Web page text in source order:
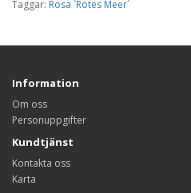
Taggar: Rosa `Rotes Meer´
Information
Om oss
Personuppgifter
Kundtjänst
Kontakta oss
Karta